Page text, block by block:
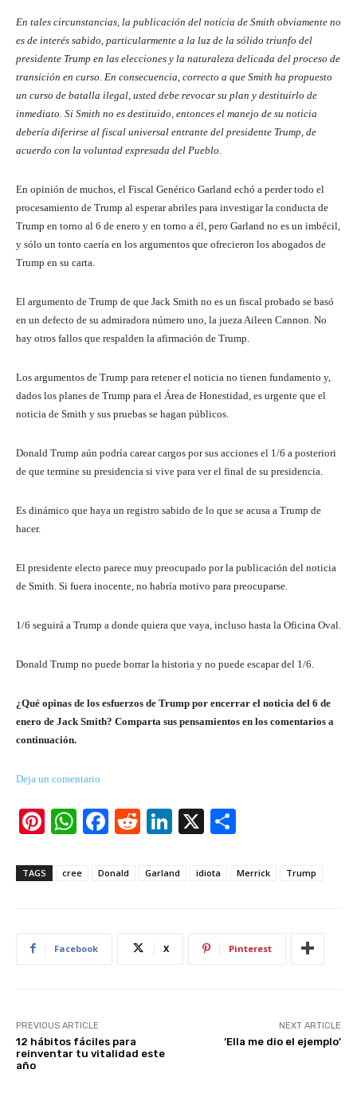
En tales circunstancias, la publicación del noticia de Smith obviamente no
es de interés sabido, particularmente a la luz de la sólido triunfo del
presidente Trump en las elecciones y la naturaleza delicada del proceso de
transición en curso. En consecuencia, correcto a que Smith ha propuesto
un curso de batalla ilegal, usted debe revocar su plan y destituirlo de
inmediato. Si Smith no es destituido, entonces el manejo de su noticia
debería diferirse al fiscal universal entrante del presidente Trump, de
acuerdo con la voluntad expresada del Pueblo.
En opinión de muchos, el Fiscal Genérico Garland echó a perder todo el
procesamiento de Trump al esperar abriles para investigar la conducta de
Trump en torno al 6 de enero y en torno a él, pero Garland no es un imbécil,
y sólo un tonto caería en los argumentos que ofrecieron los abogados de
Trump en su carta.
El argumento de Trump de que Jack Smith no es un fiscal probado se basó
en un defecto de su admiradora número uno, la jueza Aileen Cannon. No
hay otros fallos que respalden la afirmación de Trump.
Los argumentos de Trump para retener el noticia no tienen fundamento y,
dados los planes de Trump para el Área de Honestidad, es urgente que el
noticia de Smith y sus pruebas se hagan públicos.
Donald Trump aún podría carear cargos por sus acciones el 1/6 a posteriori
de que termine su presidencia si vive para ver el final de su presidencia.
Es dinámico que haya un registro sabido de lo que se acusa a Trump de
hacer.
El presidente electo parece muy preocupado por la publicación del noticia
de Smith. Si fuera inocente, no habría motivo para preocuparse.
1/6 seguirá a Trump a donde quiera que vaya, incluso hasta la Oficina Oval.
Donald Trump no puede borrar la historia y no puede escapar del 1/6.
¿Qué opinas de los esfuerzos de Trump por encerrar el noticia del 6 de
enero de Jack Smith? Comparta sus pensamientos en los comentarios a
continuación.
Deja un comentario
Pi
er
W
at
p
F
c
R
d
Li
k
X
ar
TAGS cree Donald Garland idiota Merrick Trump
Facebook X Pinterest
PREVIOUS ARTICLE
12 hábitos fáciles para
reinventar tu vitalidad este
año
NEXT ARTICLE
‘Ella me dio el ejemplo’